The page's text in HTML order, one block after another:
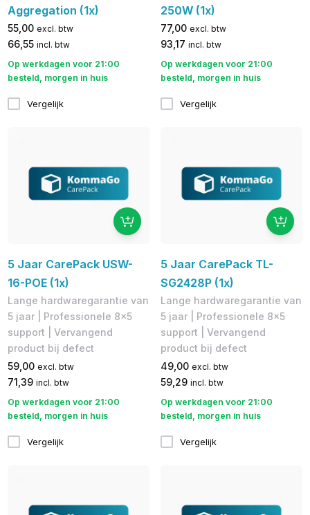
Aggregation (1x)
55,00 excl. btw
66,55 incl. btw
Op werkdagen voor 21:00
besteld, morgen in huis
Vergelijk
250W (1x)
77,00 excl. btw
93,17 incl. btw
Op werkdagen voor 21:00
besteld, morgen in huis
Vergelijk
5 Jaar CarePack USW-
16-POE (1x)
Lange hardwaregarantie van
5 jaar | Professionele 8x5
support | Vervangend
product bij defect
59,00 excl. btw
71,39 incl. btw
Op werkdagen voor 21:00
besteld, morgen in huis
Vergelijk
5 Jaar CarePack TL-
SG2428P (1x)
Lange hardwaregarantie van
5 jaar | Professionele 8x5
support | Vervangend
product bij defect
49,00 excl. btw
59,29 incl. btw
Op werkdagen voor 21:00
besteld, morgen in huis
Vergelijk